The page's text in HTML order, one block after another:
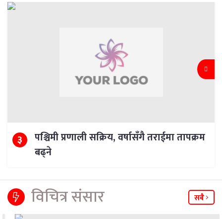
३
पश्चिमी प्रणाली सक्रिय, वर्षासँगै तराईमा तापक्रम
बढ्ने
विचित्र संसार सबै